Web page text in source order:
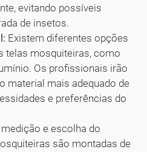
evitando possíveis
de insetos.
Existem diferentes opções
telas mosquiteiras, como
Os profissionais irão
material mais adequado de
e preferências do
e escolha do
são montadas de